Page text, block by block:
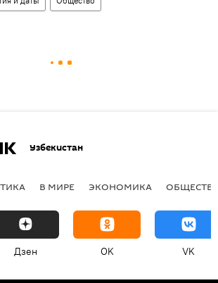
Узбекистан
В МИРЕ ЭКОНОМИКА
Дзен OK VK